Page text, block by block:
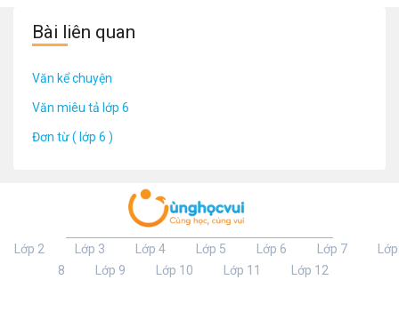
Bài liên quan
Văn kể chuyện
Văn miêu tả lớp 6
Đơn từ ( lớp 6 )
Lớp 2 Lớp 3 Lớp 4 Lớp 5 Lớp 6 Lớp 7
Lớp
8
Lớp 9 Lớp 10 Lớp 11 Lớp 12